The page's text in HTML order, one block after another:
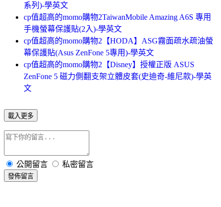
系列)-學英文
cp值超高的momo購物2TaiwanMobile Amazing A6S 專用
手機螢幕保護貼(2入)-學英文
cp值超高的momo購物2【HODA】ASG霧面疏水疏油螢
幕保護貼(Asus ZenFone 5專用)-學英文
cp值超高的momo購物2【Disney】授權正版 ASUS
ZenFone 5 磁力側翻支架立體皮套(史迪奇-維尼款)-學英
文
載入更多
公開留言 私密留言
發佈留言